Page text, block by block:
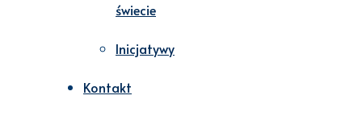
świecie
Inicjatywy
Kontakt